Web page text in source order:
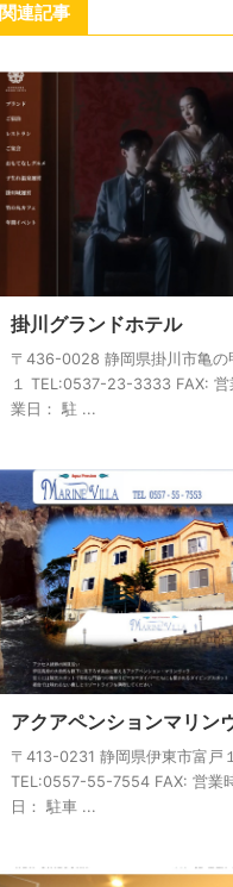
関連記事
掛川グランドホテル
〒436-0028 静岡県掛川市亀の
１ TEL:0537-23-3333 FAX: 営
業日： 駐 ...
アクアペンションマリン
〒413-0231 静岡県伊東市富戸
TEL:0557-55-7554 FAX: 営業
日： 駐車 ...